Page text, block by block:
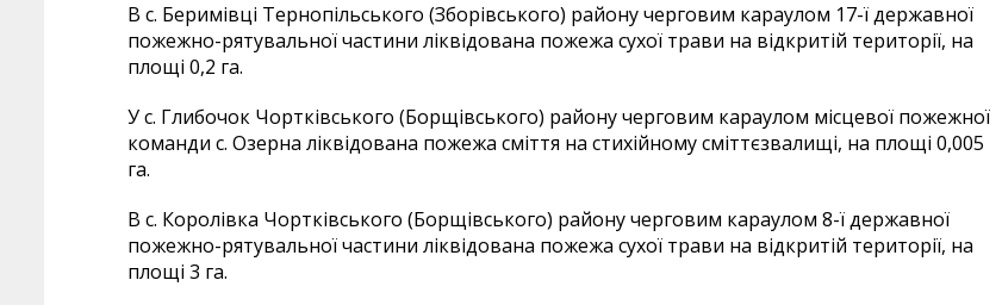
В с. Беримівці Тернопільського (Зборівського) району черговим караулом 17-ї державної
пожежно-рятувальної частини ліквідована пожежа сухої трави на відкритій території, на
площі 0,2 га.
У с. Глибочок Чортківського (Борщівського) району черговим караулом місцевої пожежної
команди с. Озерна ліквідована пожежа сміття на стихійному сміттєзвалищі, на площі 0,005
га.
В с. Королівка Чортківського (Борщівського) району черговим караулом 8-ї державної
пожежно-рятувальної частини ліквідована пожежа сухої трави на відкритій території, на
площі 3 га.